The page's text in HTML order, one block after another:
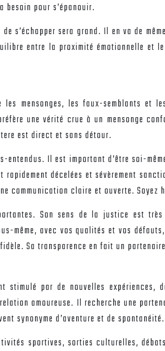
pour s’épanouir.
s’échapper sera grand. Il en va de
entre la proximité émotionnelle et
mensonges, les faux-semblants
une vérité crue à un mensonge
est direct et sans détour.
Il est important d’être soi-
décelées et sévèrement
communication claire et ouverte. Soyez
Son sens de la justice est
même, avec vos qualités et vos
Sa transparence en fait un
par de nouvelles expériences,
amoureuse. Il recherche une
synonyme d’aventure et de spontanéité.
sportives, sorties culturelles,